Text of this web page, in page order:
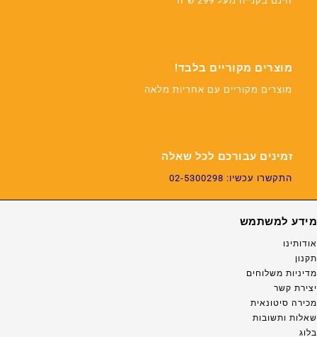
מוצרים מקוריים בלבד!
מוצרים מקוריים עם אחריות מלאה
זמינים עבורכם לכל שאלה
התקשרו עכשיו: 02-5300298
מידע למשתמש
אודותינו
תקנון
מדיניות משלוחים
יצירת קשר
מכירה סיטונאית
שאלות ותשובות
בלוג